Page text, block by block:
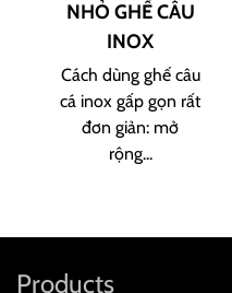
NHỎ GHẾ CÂU
INOX
Cách dùng ghế câu
cá inox gấp gọn rất
đơn giản: mở
rộng...
Products